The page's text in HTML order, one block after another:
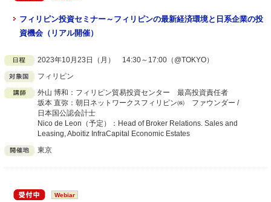
フィリピン投資セミナー～フィリピンの最新経済環境と日系企業の投
資機会（リアル開催）
2023年10月23日（月） 14:30～17:00（@TOKYO）
フィリピン
外山 博和：フィリピン貿易投資センター 最高投資責任者
坂本 直弥：朝日ネットワークスフィリピン㈱ ファウンダー /
日本国公認会計士
Nico de Leon（予定）：Head of Broker Relations. Sales and
Leasing, Aboitiz InfraCapital Economic Estates
東京
Webiar